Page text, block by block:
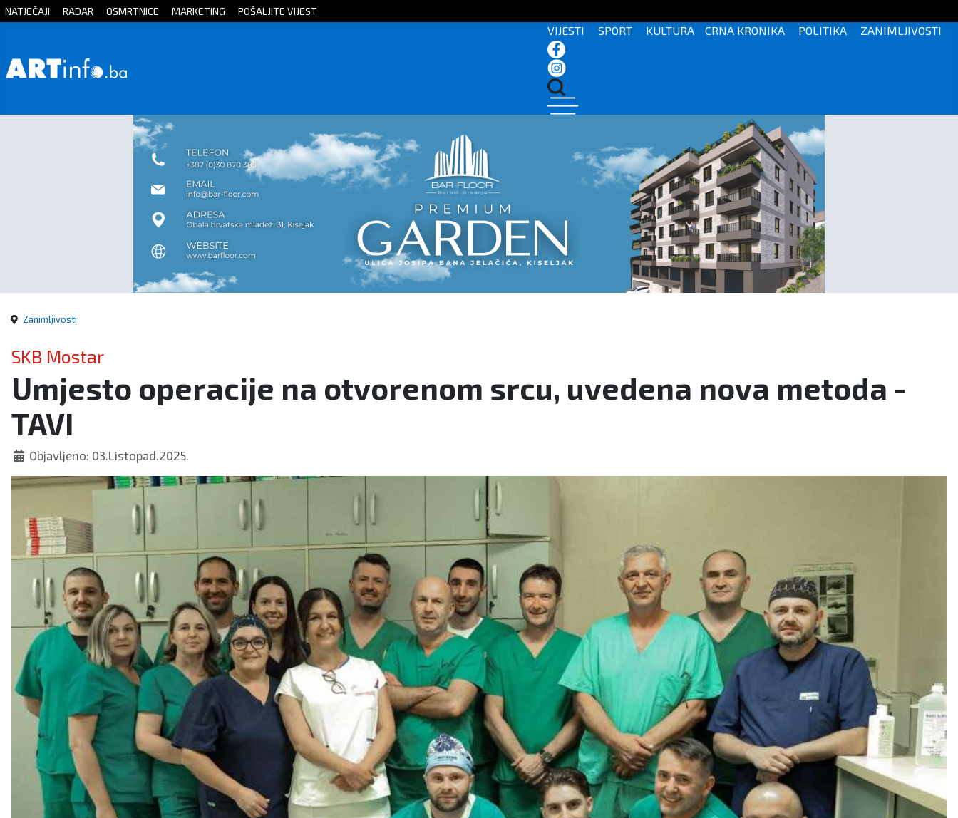
Početna
Zanimljivosti
NATJEČAJI RADAR OSMRTNICE MARKETING POŠALJITE VIJEST
VIJESTI SPORT KULTURA CRNA KRONIKA POLITIKA ZANIMLJIVOSTI
Zanimljivosti
SKB Mostar
Umjesto operacije na otvorenom srcu, uvedena nova metoda -
TAVI
Objavljeno: 03.Listopad.2025.